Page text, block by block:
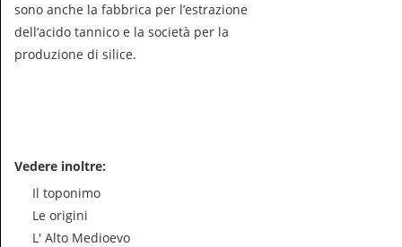
sono anche la fabbrica per l’estrazione
dell’acido tannico e la società per la
produzione di silice.
Vedere inoltre:
Il toponimo
Le origini
L' Alto Medioevo